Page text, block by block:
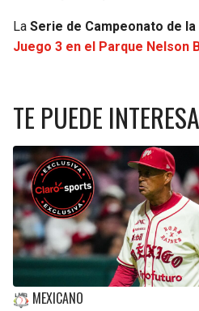
La Serie de Campeonato de
Juego 3 en el Parque Nelson
TE PUEDE
MEXICANO